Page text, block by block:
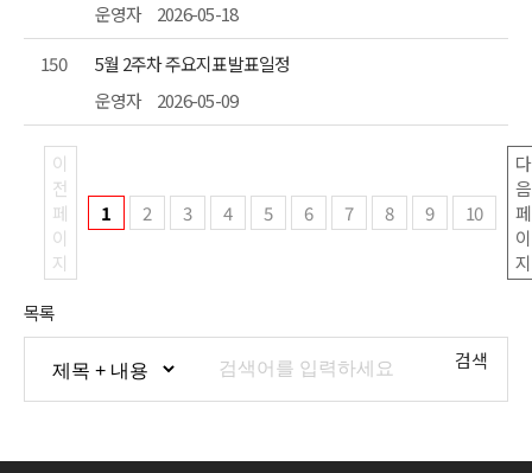
운영자
2026-05-18
150
5월 2주차 주요지표발표일정
운영자
2026-05-09
이
전
페
이
지
1 2 3 4 5 6 7 8 9 10
다
음
페
이
지
검색
목록